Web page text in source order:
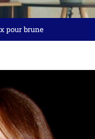
pour brune